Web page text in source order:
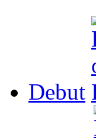
Debut